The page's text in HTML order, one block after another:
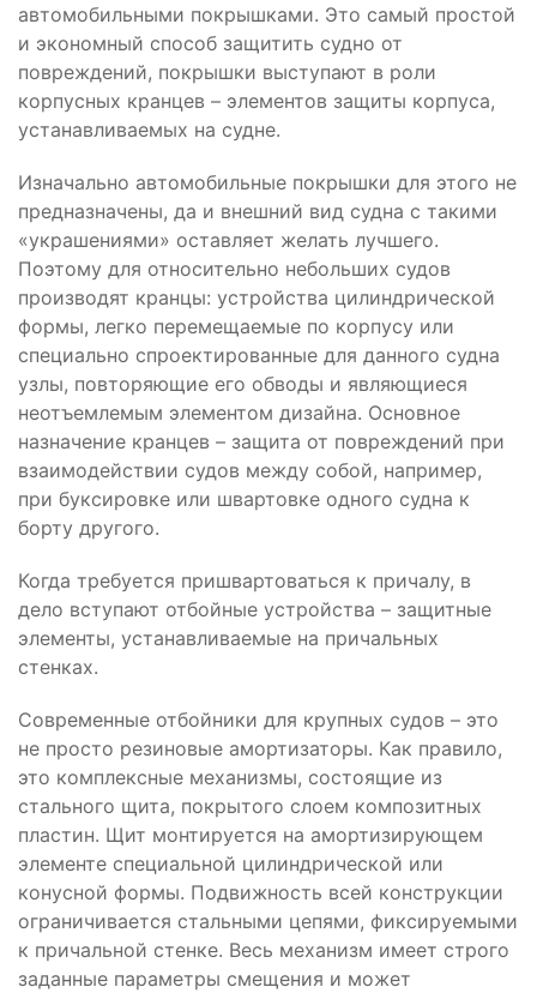
автомобильными покрышками. Это самый простой
и экономный способ защитить судно от
повреждений, покрышки выступают в роли
корпусных кранцев – элементов защиты корпуса,
устанавливаемых на судне.
Изначально автомобильные покрышки для этого не
предназначены, да и внешний вид судна с такими
«украшениями» оставляет желать лучшего.
Поэтому для относительно небольших судов
производят кранцы: устройства цилиндрической
формы, легко перемещаемые по корпусу или
специально спроектированные для данного судна
узлы, повторяющие его обводы и являющиеся
неотъемлемым элементом дизайна. Основное
назначение кранцев – защита от повреждений при
взаимодействии судов между собой, например,
при буксировке или швартовке одного судна к
борту другого.
Когда требуется пришвартоваться к причалу, в
дело вступают отбойные устройства – защитные
элементы, устанавливаемые на причальных
стенках.
Современные отбойники для крупных судов – это
не просто резиновые амортизаторы. Как правило,
это комплексные механизмы, состоящие из
стального щита, покрытого слоем композитных
пластин. Щит монтируется на амортизирующем
элементе специальной цилиндрической или
конусной формы. Подвижность всей конструкции
ограничивается стальными цепями, фиксируемыми
к причальной стенке. Весь механизм имеет строго
заданные параметры смещения и может